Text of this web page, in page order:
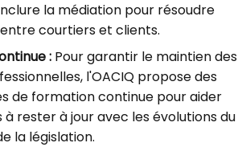
la médiation pour résoudre
courtiers et clients.
: Pour garantir le maintien des
l'OACIQ propose des
de formation continue pour aider
à rester à jour avec les évolutions du
la législation.